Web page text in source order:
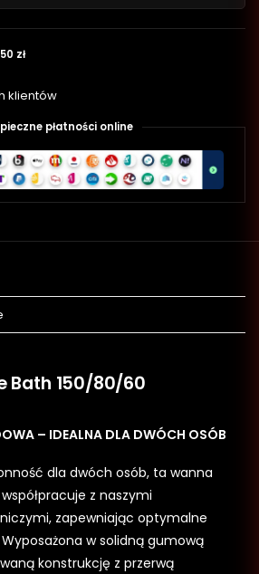
zł
klientów
płatności online
Bath 150/80/60
– IDEALNA DLA DWÓCH OSÓB
dla dwóch osób, ta wanna
z naszymi
zapewniając optymalne
w solidną gumową
konstrukcję z przerwą